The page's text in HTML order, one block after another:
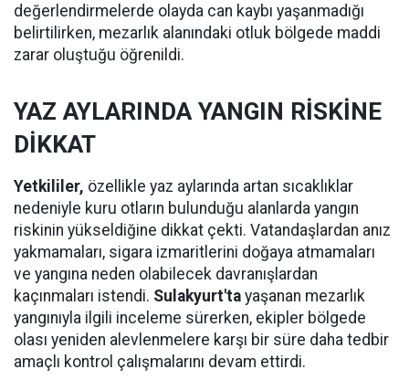
değerlendirmelerde olayda can kaybı yaşanmadığı
belirtilirken, mezarlık alanındaki otluk bölgede maddi
zarar oluştuğu öğrenildi.
YAZ AYLARINDA YANGIN RİSKİNE
DİKKAT
Yetkililer, özellikle yaz aylarında artan sıcaklıklar
nedeniyle kuru otların bulunduğu alanlarda yangın
riskinin yükseldiğine dikkat çekti. Vatandaşlardan anız
yakmamaları, sigara izmaritlerini doğaya atmamaları
ve yangına neden olabilecek davranışlardan
kaçınmaları istendi. Sulakyurt'ta yaşanan mezarlık
yangınıyla ilgili inceleme sürerken, ekipler bölgede
olası yeniden alevlenmelere karşı bir süre daha tedbir
amaçlı kontrol çalışmalarını devam ettirdi.